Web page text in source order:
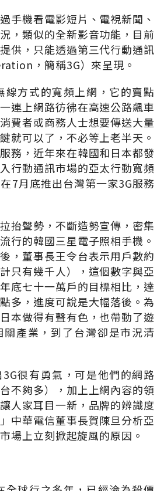
手機看電影短片、電視新聞、
，類似的全新影音功能，目前
供，只能透過第三代行動通訊
，簡稱3G）來呈現。
線方式的寬頻上網，它的賣點
連上網路彷彿在高速公路飆車
費者或商務人士想要傳送大量
就可以了，不必等上老半天。
務，近年來在韓國和日本都發
行動通訊市場的亞太行動寬頻
7月底推出台灣第一家3G服務
抬聲勢，不斷造勢宣傳，密集
行的韓國三星電子照相手機。
，董事長王令台表示用戶數約
只有幾千人），這個數字與亞
底七十一萬戶的目標相比，達
多，進度可說是大幅落後。為
本做得有聲有色，也帶動了遊
產業，到了台灣卻是市況清
3G很有勇氣，可是他們的網路
不夠多），加上上網內容的領
人家耳目一新，品牌的辨識度
中華電信董事長賀陳旦分析亞
場上立刻掀起旋風的原因。